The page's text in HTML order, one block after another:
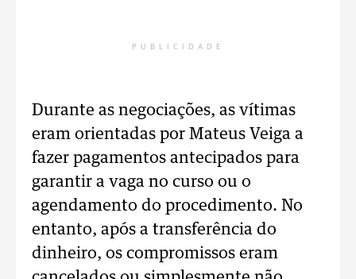
PUBLICIDADE
Durante as negociações, as vítimas
eram orientadas por Mateus Veiga a
fazer pagamentos antecipados para
garantir a vaga no curso ou o
agendamento do procedimento. No
entanto, após a transferência do
dinheiro, os compromissos eram